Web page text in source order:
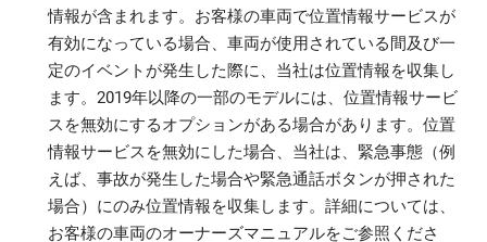
情報が含まれます。お客様の車両で位置情報サービスが
有効になっている場合、車両が使用されている間及び一
定のイベントが発生した際に、当社は位置情報を収集し
ます。2019年以降の一部のモデルには、位置情報サービ
スを無効にするオプションがある場合があります。位置
情報サービスを無効にした場合、当社は、緊急事態（例
えば、事故が発生した場合や緊急通話ボタンが押された
場合）にのみ位置情報を収集します。詳細については、
お客様の車両のオーナーズマニュアルをご参照くださ